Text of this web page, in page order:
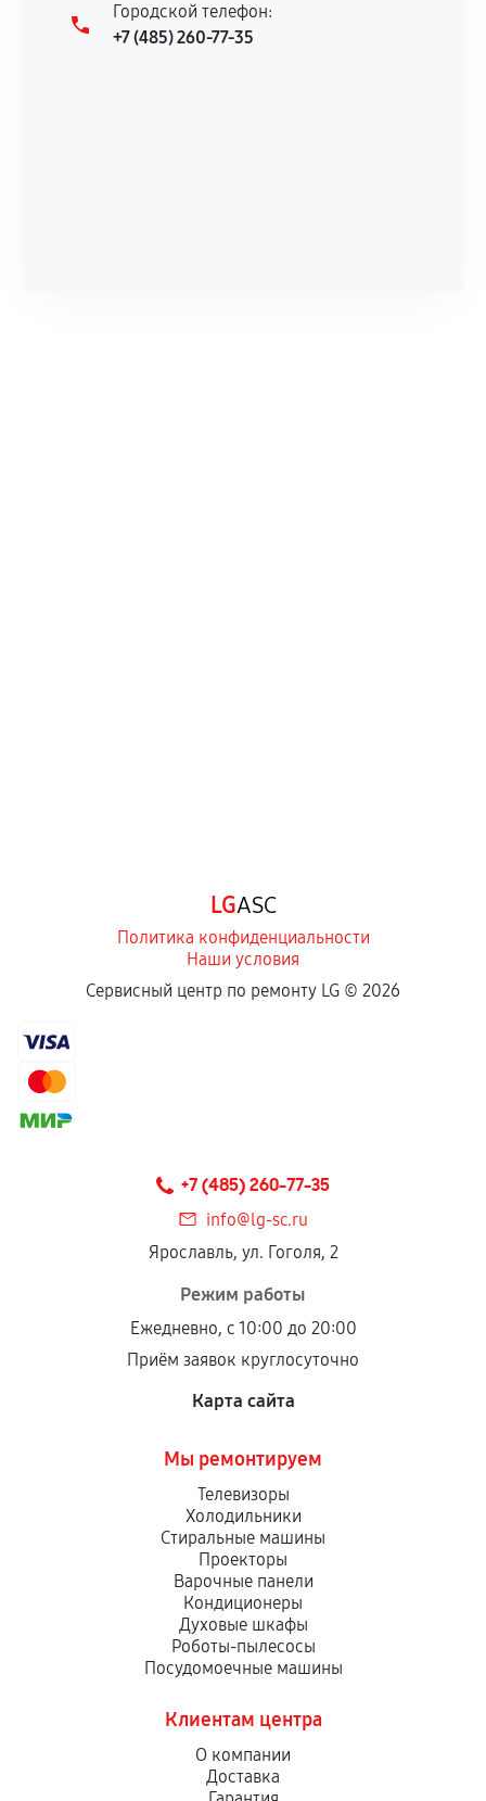
Городской телефон:
+7 (485) 260-77-35
LGASC
Политика конфиденциальности
Наши условия
Сервисный центр по ремонту LG © 2026
+7 (485) 260-77-35
info@lg-sc.ru
Ярославль, ул. Гоголя, 2
Режим работы
Ежедневно, с 10:00 до 20:00
Приём заявок круглосуточно
Карта сайта
Мы ремонтируем
Телевизоры
Холодильники
Стиральные машины
Проекторы
Варочные панели
Кондиционеры
Духовые шкафы
Роботы-пылесосы
Посудомоечные машины
Клиентам центра
О компании
Доставка